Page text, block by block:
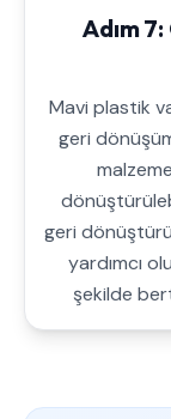
Adım
Mavi plastik
geri
geri
yardımcı
şekilde